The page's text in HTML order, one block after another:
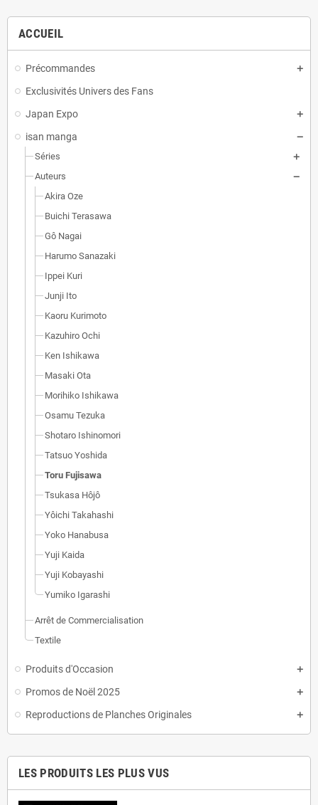
ACCUEIL
Précommandes
Exclusivités Univers des Fans
Japan Expo
isan manga
Séries
Auteurs
Akira Oze
Buichi Terasawa
Gô Nagai
Harumo Sanazaki
Ippei Kuri
Junji Ito
Kaoru Kurimoto
Kazuhiro Ochi
Ken Ishikawa
Masaki Ota
Morihiko Ishikawa
Osamu Tezuka
Shotaro Ishinomori
Tatsuo Yoshida
Toru Fujisawa
Tsukasa Hôjô
Yôichi Takahashi
Yoko Hanabusa
Yuji Kaida
Yuji Kobayashi
Yumiko Igarashi
Arrêt de Commercialisation
Textile
Produits d'Occasion
Promos de Noël 2025
Reproductions de Planches Originales
LES PRODUITS LES PLUS VUS